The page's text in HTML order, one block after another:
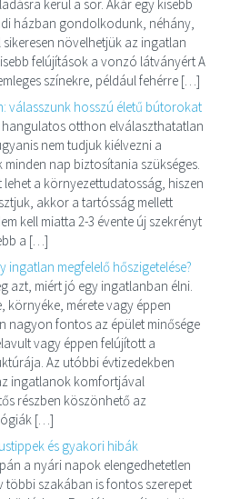
kerül a sor. Akár egy kisebb
házban gondolkodunk, néhány,
növelhetjük az ingatlan
felújítások a vonzó látványért A
színekre, például fehérre […]
válasszunk hosszú életű bútorokat
otthon elválaszthatatlan
nem tudjuk kiélvezni a
nap biztosítania szükséges.
lehet a környezettudatosság, hiszen
akkor a tartósság mellett
kell miatta 2-3 évente új szekrényt
a […]
ingatlan megfelelő hőszigetelése?
azt, miért jó egy ingatlanban élni.
környéke, mérete vagy éppen
nagyon fontos az épület minősége
vagy éppen felújított a
Az utóbbi évtizedekben
ingatlanok komfortjával
részben köszönhető az
[…]
és gyakori hibák
a nyári napok elengedhetetlen
többi szakában is fontos szerepet